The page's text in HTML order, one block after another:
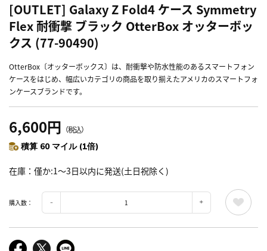
[OUTLET] Galaxy Z Fold4 ケース Symmetry
Flex 耐衝撃 ブラック OtterBox オッターボッ
クス (77-90490)
OtterBox〔オッターボックス〕は、耐衝撃や防水性能のあるスマートフォン
ケースをはじめ、幅広いカテゴリの商品を取り揃えたアメリカのスマートフォ
ンケースブランドです。
6,600円 （税込）
積算 60 マイル (1倍)
在庫 僅か:1～3日以内に発送(土日祝除く)
購入数：